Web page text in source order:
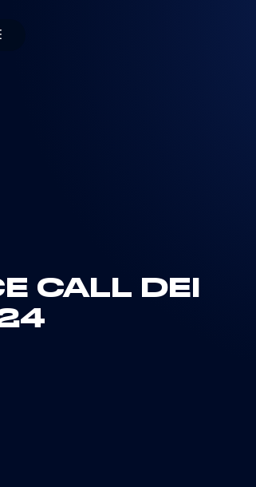
CALL DEI